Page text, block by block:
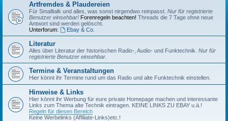
Artfremdes & Plaudereien
Für Smalltalk und alles, was sonst nirgendwo reinpasst. Nur für registrierte
Benutzer einsehbar! Forenregeln beachten! Threads die 7 Tage ohne neue
Antwort sind werden gelöscht.
Unterforum:
Ebay & Co.
Literatur
Alles über Literatur der historischen Radio-, Audio- und Funktechnik. Nur für
registrierte Benutzer einsehbar.
Termine & Veranstaltungen
Hier könnt ihr Termine rund um das Radio und alte Funktechnik einstellen.
Hinweise & Links
Hier könnt ihr Werbung für eure private Homepage machen und interessante
Links zum Thema alte Technik eintragen. KEINE LINKS ZU EBAY u.ä.!
Regeln für diesen Bereich
Keine Werbelinks (Affiliate-Links)etc.!